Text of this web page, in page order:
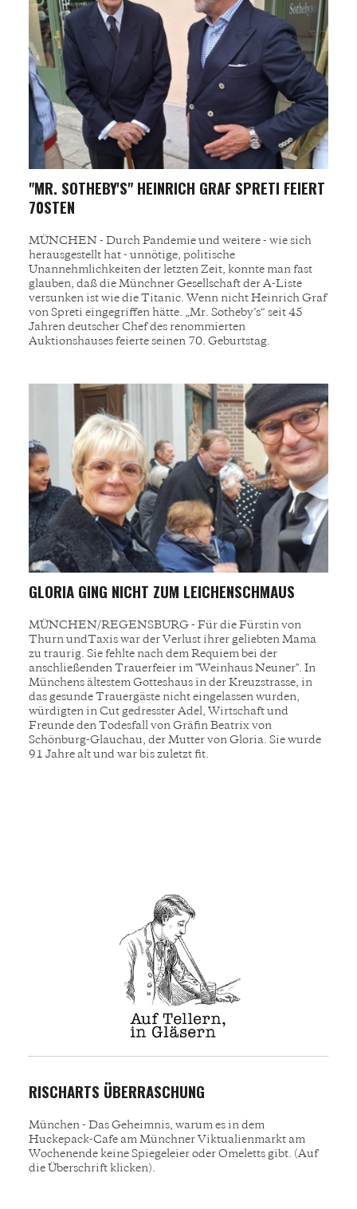
"MR. SOTHEBY'S" HEINRICH GRAF SPRETI FEIERT
70STEN
MÜNCHEN - Durch Pandemie und weitere - wie sich
herausgestellt hat - unnötige, politische
Unannehmlichkeiten der letzten Zeit, konnte man fast
glauben, daß die Münchner Gesellschaft der A-Liste
versunken ist wie die Titanic. Wenn nicht Heinrich Graf
von Spreti eingegriffen hätte. „Mr. Sotheby’s“ seit 45
Jahren deutscher Chef des renommierten
Auktionshauses feierte seinen 70. Geburtstag.
GLORIA GING NICHT ZUM LEICHENSCHMAUS
MÜNCHEN/REGENSBURG - Für die Fürstin von
Thurn undTaxis war der Verlust ihrer geliebten Mama
zu traurig. Sie fehlte nach dem Requiem bei der
anschließenden Trauerfeier im "Weinhaus Neuner". In
Münchens ältestem Gotteshaus in der Kreuzstrasse, in
das gesunde Trauergäste nicht eingelassen wurden,
würdigten in Cut gedresster Adel, Wirtschaft und
Freunde den Todesfall von Gräfin Beatrix von
Schönburg-Glauchau, der Mutter von Gloria. Sie wurde
91 Jahre alt und war bis zuletzt fit.
RISCHARTS ÜBERRASCHUNG
München - Das Geheimnis, warum es in dem
Huckepack-Cafe am Münchner Viktualienmarkt am
Wochenende keine Spiegeleier oder Omeletts gibt. (Auf
die Überschrift klicken).